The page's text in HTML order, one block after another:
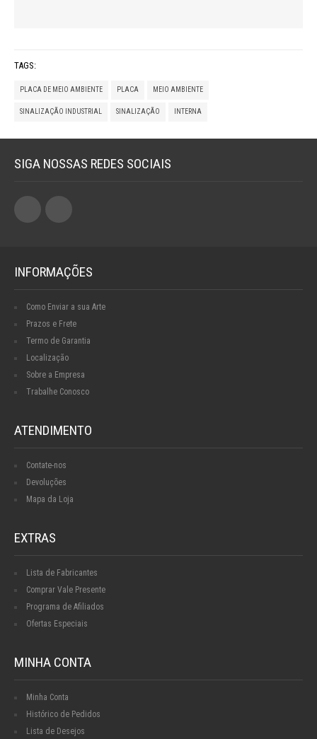
TAGS:
PLACA DE MEIO AMBIENTE PLACA MEIO AMBIENTE
SINALIZAÇÃO INDUSTRIAL SINALIZAÇÃO INTERNA
SIGA NOSSAS REDES SOCIAIS
INFORMAÇÕES
Como Enviar a sua Arte
Prazos e Frete
Termo de Garantia
Localização
Sobre a Empresa
Trabalhe Conosco
ATENDIMENTO
Contate-nos
Devoluções
Mapa da Loja
EXTRAS
Lista de Fabricantes
Comprar Vale Presente
Programa de Afiliados
Ofertas Especiais
MINHA CONTA
Minha Conta
Histórico de Pedidos
Lista de Desejos